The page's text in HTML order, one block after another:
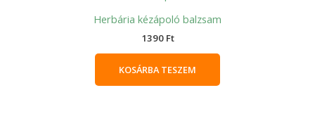
Herbária kézápoló balzsam
1390 Ft
KOSÁRBA TESZEM